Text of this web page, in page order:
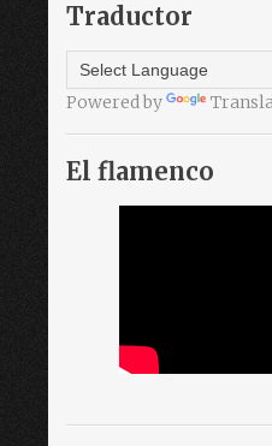
Traductor
Powered by
El flamenco